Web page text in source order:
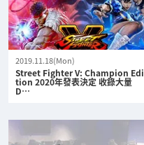
2019.11.18(Mon)
Street Fighter V: Champion Edi
tion 2020年發表決定 收錄大量
D…